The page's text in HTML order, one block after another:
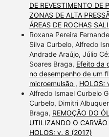
DE REVESTIMENTO DE
ZONAS DE ALTA
ÁREAS DE ROCHAS
Roxana Pereira
Silva Curbelo, Alfredo
Andrade Araújo, Júlio
Soares Braga, Efeito da
no desempenho de um
microemulsão , HOLOS:
Alfredo Ismael Curbelo
Curbelo, Dimitri
Braga, REMOÇÃO DO
UTILIZANDO O CARVÃO
HOLOS: v. 8 (2017)